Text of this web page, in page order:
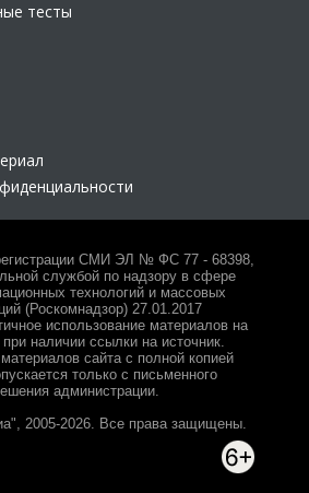
тесты
СМИ ЭЛ № ФС 77 - 68398,
службой по надзору в сфере
технологий и массовых
(Роскомнадзор) 27.01.2017
использование материалов на
при наличии ссылки на источник.
сайта с полной копией
только с письменного
администрации.
2005-2026. Все права защищены.